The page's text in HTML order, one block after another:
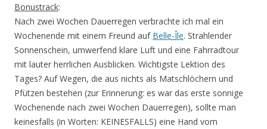
Bonustrack:
Nach zwei Wochen Dauerregen verbrachte ich mal ein
Wochenende mit einem Freund auf Belle-Île. Strahlender
Sonnenschein, umwerfend klare Luft und eine Fahrradtour
mit lauter herrlichen Ausblicken. Wichtigste Lektion des
Tages? Auf Wegen, die aus nichts als Matschlöchern und
Pfützen bestehen (zur Erinnerung: es war das erste sonnige
Wochenende nach zwei Wochen Dauerregen), sollte man
keinesfalls (in Worten: KEINESFALLS) eine Hand vom